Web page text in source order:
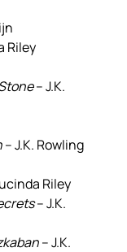
Riley
– J.K.
– J.K. Rowling
Riley
– J.K.
– J.K.